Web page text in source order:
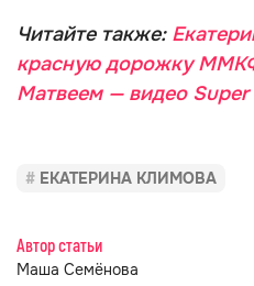
Читайте также:
красную дорожку
Матвеем — видео Super
ЕКАТЕРИНА КЛИМОВА
Автор статьи
Маша Семёнова